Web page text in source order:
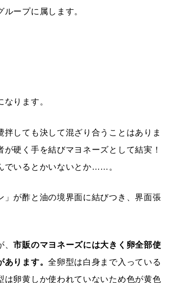
ープに属します。
ります。
しても決して混ざり合うことはありま
硬く手を結びマヨネーズとして結実！
でいるとかいないとか……。
が酢と油の境界面に結びつき、界面張
、市販のマヨネーズには大きく卵全部使
あります。全卵型は白身まで入っている
卵黄しか使われていないため色が黄色